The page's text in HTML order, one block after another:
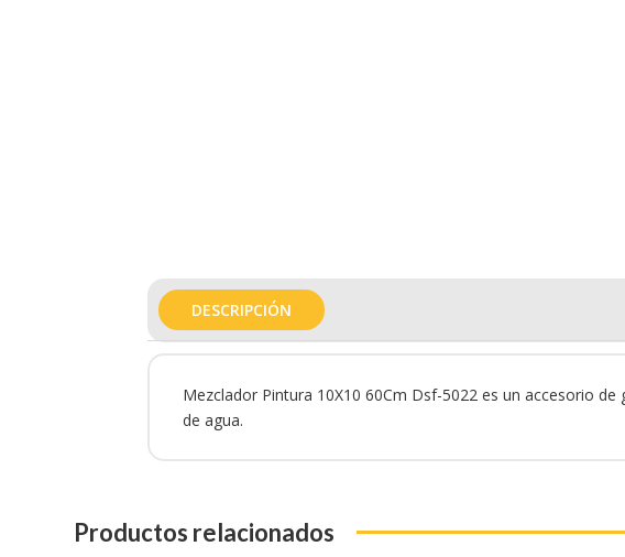
DESCRIPCIÓN
Mezclador Pintura 10X10 60Cm Dsf-5022 es un accesorio
de agua.
Productos relacionados